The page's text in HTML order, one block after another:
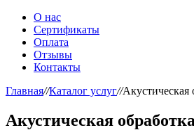
О нас
Сертификаты
Оплата
Отзывы
Контакты
Главная//Каталог услуг//Акустическая
Акустическая